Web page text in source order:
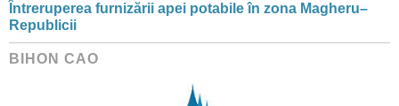
Întreruperea furnizării apei potabile în zona Magheru–
Republicii
BIHON CAO